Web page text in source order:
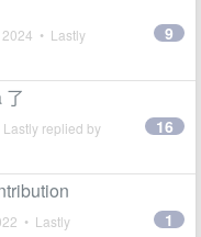
• Lastly
9
了
Lastly replied by 16
• Lastly
1